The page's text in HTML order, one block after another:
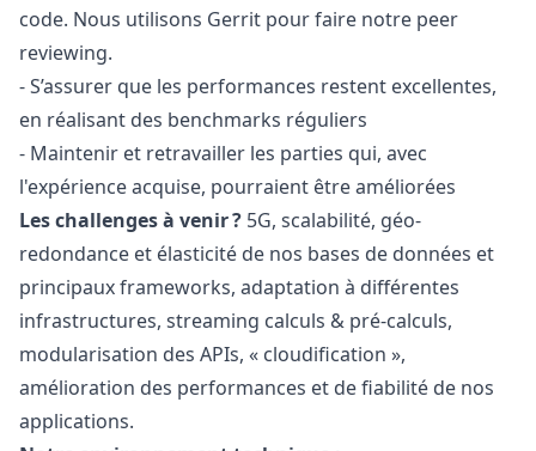
code. Nous utilisons Gerrit pour faire notre peer
reviewing.
- S’assurer que les performances restent excellentes,
en réalisant des benchmarks réguliers
- Maintenir et retravailler les parties qui, avec
l'expérience acquise, pourraient être améliorées
Les challenges à venir ? 5G, scalabilité, géo-
redondance et élasticité de nos bases de données et
principaux frameworks, adaptation à différentes
infrastructures, streaming calculs & pré-calculs,
modularisation des APIs, « cloudification »,
amélioration des performances et de fiabilité de nos
applications.